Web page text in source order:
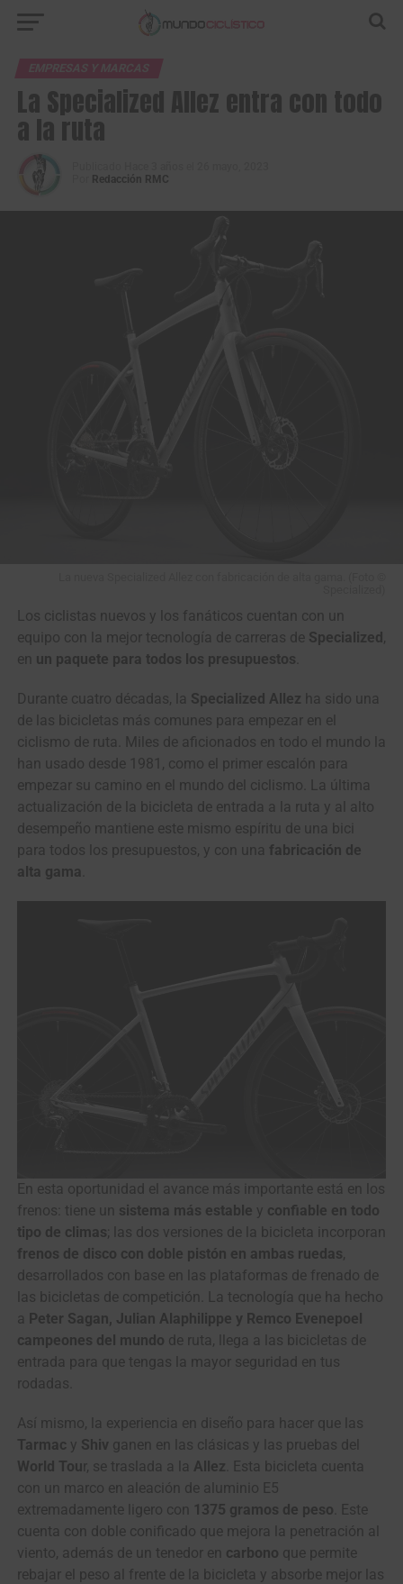
EMPRESAS Y MARCAS
La Specialized Allez entra con todo
a la ruta
Redacción RMC
Los ciclistas nuevos y los fanáticos cuentan con un
equipo con la mejor tecnología de carreras de Specialized,
en un paquete para todos los presupuestos
Durante cuatro décadas, la Specialized Allez ha sido una
de las bicicletas más comunes para empezar en el
ciclismo de ruta. Miles de aficionados en todo el mundo la
han usado desde 1981, como el primer escalón para
empezar su camino en el mundo del ciclismo. La última
actualización de la bicicleta de entrada a la ruta y al alto
desempeño mantiene este mismo espíritu de una bici
para todos los presupuestos, y con una fabricación de
alta gama
En esta oportunidad el avance más importante está en los
frenos: tiene un sistema más estable y confiable en todo
tipo de climas; las dos versiones de la bicicleta incorporan
frenos de disco con doble pistón en ambas ruedas,
desarrollados con base en las plataformas de frenado de
las bicicletas de competición. La tecnología que ha hecho
a Peter Sagan, Julian Alaphilippe y Remco Evenepoel
campeones del mundo de ruta, llega a las bicicletas de
entrada para que tengas la mayor seguridad en tus
rodadas.
Así mismo, la experiencia en diseño para hacer que las
Tarmac y Shiv ganen en las clásicas y las pruebas del
World Tour, se traslada a la Allez . Esta bicicleta cuenta
con un marco en aleación de aluminio E5
extremadamente ligero con 1375 gramos de peso . Este
cuenta con doble conificado que mejora la penetración al
viento, además de un tenedor en carbono que permite
rebajar el peso al frente de la bicicleta y absorbe mejor las